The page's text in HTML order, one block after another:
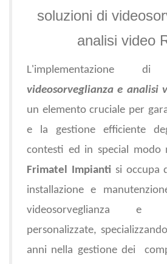
soluzioni di
analisi video
L'implementazione
videosorveglianza e analisi
un elemento cruciale per
e la gestione efficiente
contesti ed in special modo
Frimatel Impianti si occupa
installazione e
videosorveglianza e
personalizzate,
anni nella gestione dei